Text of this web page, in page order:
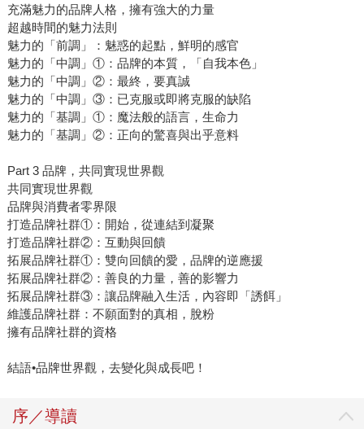
充滿魅力的品牌人格，擁有強大的力量
超越時間的魅力法則
魅力的「前調」：魅惑的起點，鮮明的感官
魅力的「中調」①：品牌的本質，「自我本色」
魅力的「中調」②：最終，要真誠
魅力的「中調」③：已克服或即將克服的缺陷
魅力的「基調」①：魔法般的語言，生命力
魅力的「基調」②：正向的驚喜與出乎意料
Part 3 品牌，共同實現世界觀
共同實現世界觀
品牌與消費者零界限
打造品牌社群①：開始，從連結到凝聚
打造品牌社群②：互動與回饋
拓展品牌社群①：雙向回饋的愛，品牌的逆應援
拓展品牌社群②：善良的力量，善的影響力
拓展品牌社群③：讓品牌融入生活，內容即「誘餌」
維護品牌社群：不願面對的真相，脫粉
擁有品牌社群的資格
結語•品牌世界觀，去變化與成長吧！
序／導讀